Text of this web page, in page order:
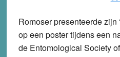
Romoser presenteerde zijn
op een poster tijdens een
de Entomological Society